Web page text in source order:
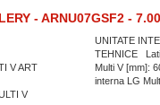
- ARNU07GSF2 -
V ART
V
UNITATE
TEHNICE
Multi V [mm]:
interna LG